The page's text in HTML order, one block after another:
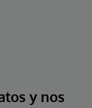
y nos